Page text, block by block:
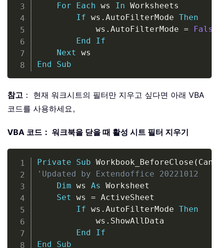
For
Each ws In Worksheets
If ws . AutoFilterMode Then
            ws
. AutoFilterMode =
False
End
If
Next
End
Sub
참고 ： 현재 워크시트의 필터만 지우고 싶다면 아래 VBA
코드를 사용하세요。
VBA 코드： 워크북을 닫을 때 활성 시트 필터 지우기
Private Sub Workbook_BeforeClose (
'Updated by Extendoffice 20221012
Dim ws As Worksheet
Set ws = ActiveSheet
If ws . AutoFilterMode Then
            ws
. ShowAllData
End
If
End
Sub
Copy